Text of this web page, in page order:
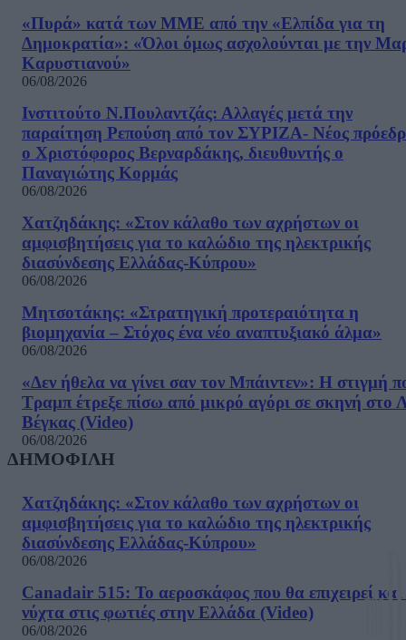
«Πυρά» κατά των ΜΜΕ από την «Ελπίδα για τη
Δημοκρατία»: «Όλοι όμως ασχολούνται με την
Καρυστιανού»
06/08/2026
Ινστιτούτο Ν.Πουλαντζάς: Αλλαγές μετά την
παραίτηση Ρεπούση από τον ΣΥΡΙΖΑ- Νέος
ο Χριστόφορος Βερναρδάκης, διευθυντής ο
Παναγιώτης Κορμάς
06/08/2026
Χατζηδάκης: «Στον κάλαθο των αχρήστων οι
αμφισβητήσεις για το καλώδιο της ηλεκτρικής
διασύνδεσης Ελλάδας-Κύπρου»
06/08/2026
Μητσοτάκης: «Στρατηγική προτεραιότητα η
βιομηχανία – Στόχος ένα νέο αναπτυξιακό άλμα»
06/08/2026
«Δεν ήθελα να γίνει σαν τον Μπάιντεν»: Η στιγμή
Τραμπ έτρεξε πίσω από μικρό αγόρι σε σκηνή στο
Βέγκας (Video)
06/08/2026
ΔΗΜΟΦΙΛΗ
Χατζηδάκης: «Στον κάλαθο των αχρήστων οι
αμφισβητήσεις για το καλώδιο της ηλεκτρικής
διασύνδεσης Ελλάδας-Κύπρου»
06/08/2026
Canadair 515: Το αεροσκάφος που θα επιχειρεί
νύχτα στις φωτιές στην Ελλάδα (Video)
06/08/2026